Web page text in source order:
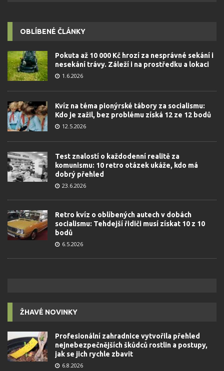
OBLÍBENÉ ČLÁNKY
Pokuta až 10 000 Kč hrozí za nesprávné sekání i
nesekání trávy. Záleží i na prostředku a lokaci
1.6.2026
Kvíz na téma pionýrské tábory za socialismu:
Kdo je zažil, bez problému získá 12 ze 12 bodů
12.5.2026
Test znalostí o každodenní realitě za
komunismu: 10 retro otázek ukáže, kdo má
dobrý přehled
23.6.2026
Retro kvíz o oblíbených autech v dobách
socialismu: Tehdejší řidiči musí získat 10 z 10
bodů
6.5.2026
ŽHAVÉ NOVINKY
Profesionální zahradnice vytvořila přehled
nejnebezpečnějších škůdců rostlin a postupy,
jak se jich rychle zbavit
6.8.2026